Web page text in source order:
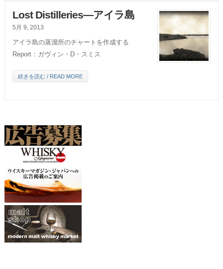
Lost Distilleries―アイラ島
5月 9, 2013
アイラ島の蒸溜所のチャートを作成する
Report：ガヴィン・D・スミス
続きを読む / READ MORE